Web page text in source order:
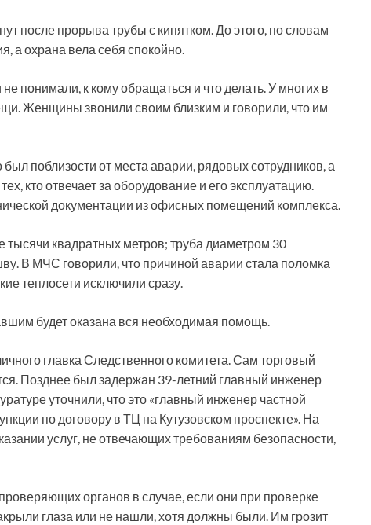
после прорыва трубы с кипятком. До этого, по словам
а охрана вела себя спокойно.
понимали, к кому обращаться и что делать. У многих в
Женщины звонили своим близким и говорили, что им
поблизости от места аварии, рядовых сотрудников, а
кто отвечает за оборудование и его эксплуатацию.
документации из офисных помещений комплекса.
тысячи квадратных метров; труба диаметром 30
В МЧС говорили, что причиной аварии стала поломка
теплосети исключили сразу.
будет оказана вся необходимая помощь.
главка Следственного комитета. Сам торговый
Позднее был задержан 39-летний главный инженер
уточнили, что это «главный инженер частной
по договору в ТЦ на Кутузовском проспекте». На
услуг, не отвечающих требованиям безопасности,
органов в случае, если они при проверке
глаза или не нашли, хотя должны были. Им грозит